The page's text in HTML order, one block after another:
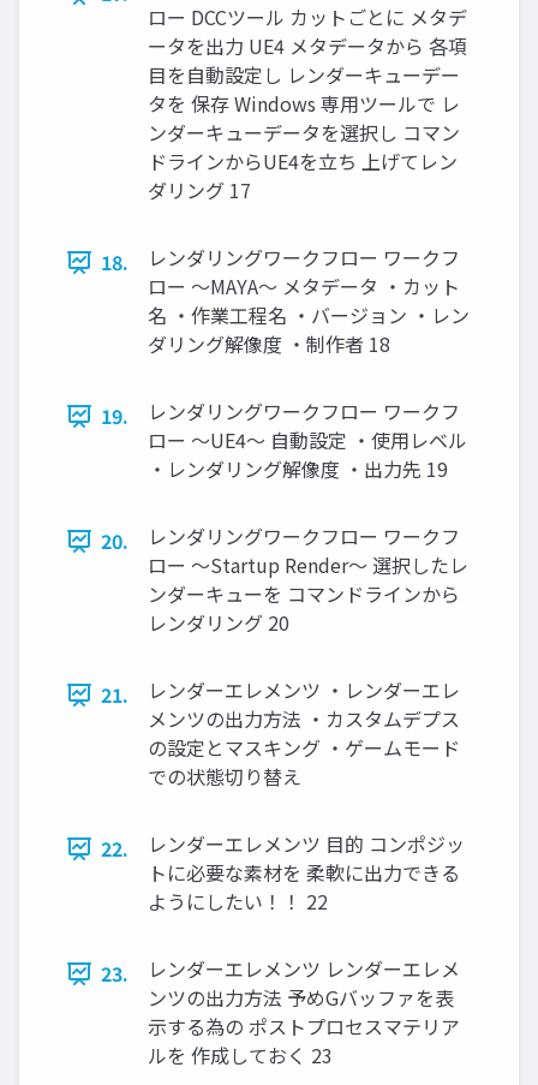
ロー DCCツール カットごとに メタデ
ータを出力 UE4 メタデータから 各項
目を自動設定し レンダーキューデー
タを 保存 Windows 専用ツールで レ
ンダーキューデータを選択し コマン
ドラインからUE4を立ち 上げてレン
ダリング 17
18.
レンダリングワークフロー ワークフ
ロー ～MAYA～ メタデータ ・カット
名 ・作業工程名 ・バージョン ・レン
ダリング解像度 ・制作者 18
19.
レンダリングワークフロー ワークフ
ロー ～UE4～ 自動設定 ・使用レベル
・レンダリング解像度 ・出力先 19
20.
レンダリングワークフロー ワークフ
ロー ～Startup Render～ 選択したレ
ンダーキューを コマンドラインから
レンダリング 20
21.
レンダーエレメンツ ・レンダーエレ
メンツの出力方法 ・カスタムデプス
の設定とマスキング ・ゲームモード
での状態切り替え
22.
レンダーエレメンツ 目的 コンポジッ
トに必要な素材を 柔軟に出力できる
ようにしたい！！ 22
23.
レンダーエレメンツ レンダーエレメ
ンツの出力方法 予めGバッファを表
示する為の ポストプロセスマテリア
ルを 作成しておく 23